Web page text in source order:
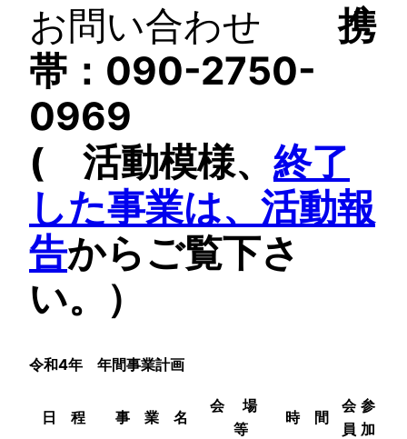
お問い合わせ携
帯：090-2750-
0969
( 活動模様、 終了
した事業は、活動報
告からご覧下さ
い。）
令和4年 年間事業計画
日 程 事 業 名
会 場
等
時 間
会
員
参
加